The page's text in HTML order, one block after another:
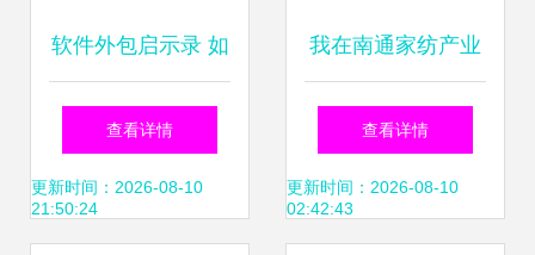
软件外包启示录 如
何高效找到靠谱的
App开发公司？
查看详情
更新时间：2026-08-10
21:50:24
我在南通家纺产业
带，见证抖音快
手“杀进村来”
查看详情
更新时间：2026-08-10
02:42:43